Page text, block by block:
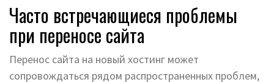
Часто встречающиеся проблемы
при переносе сайта
Перенос сайта на новый хостинг может
сопровождаться рядом распространенных проблем,